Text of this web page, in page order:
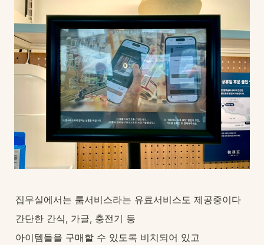
집무실에서는 룸서비스라는 유료서비스도 제공중이다
간단한 간식, 가글, 충전기 등
아이템들을 구매할 수 있도록 비치되어 있고